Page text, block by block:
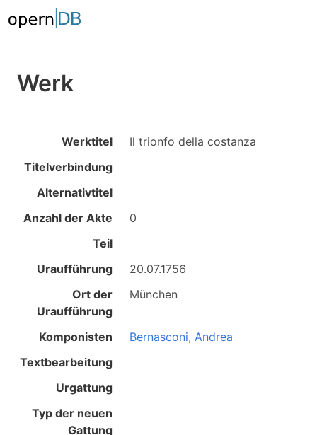
Werk
Werktitel
Il trionfo della costanza
Titelverbindung
Alternativtitel
Anzahl der Akte
0
Teil
Uraufführung
20.07.1756
Ort der
Uraufführung
München
Komponisten
Bernasconi, Andrea
Textbearbeitung
Urgattung
Typ der neuen
Gattung